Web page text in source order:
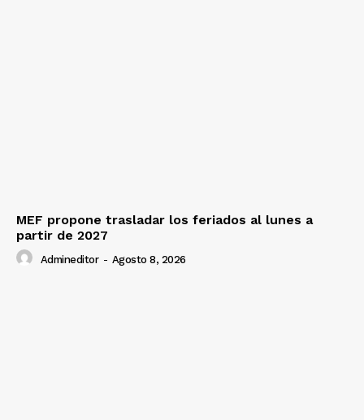
MEF propone trasladar los feriados al lunes a
partir de 2027
Admineditor - Agosto 8, 2026